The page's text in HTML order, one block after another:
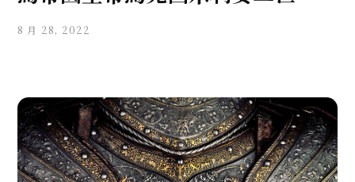
8 月 28, 2022